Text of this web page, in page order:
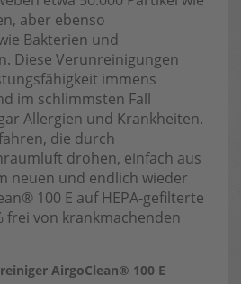
aber ebenso
Bakterien und
Diese Verunreinigungen
immens
im schlimmsten Fall
Allergien und Krankheiten.
die durch
drohen, einfach aus
neuen und endlich wieder
100 E auf HEPA-gefilterte
frei von krankmachenden
AirgoClean® 100 E